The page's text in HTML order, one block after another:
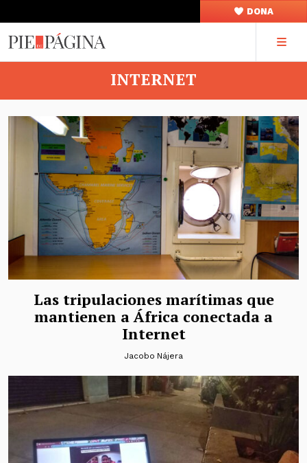
DONA
INTERNET
Las tripulaciones marítimas que
mantienen a África conectada a
Internet
Jacobo Nájera